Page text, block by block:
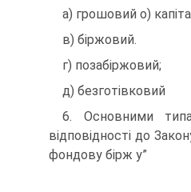
а) грошовий о)
в) біржовий.
г) позабіржовий;
д) безготівковий
6. Основними
відповідності до
фондову бірж у”